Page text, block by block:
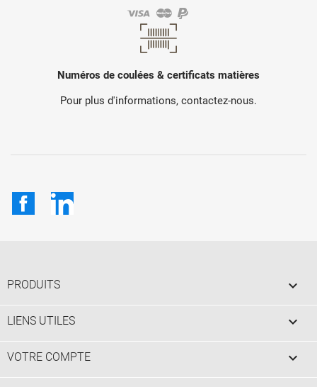
Numéros de coulées & certificats matières
Pour plus d'informations, contactez-nous.
FacebookLinkedIn
PRODUITS 
LIENS UTILES 
VOTRE COMPTE 